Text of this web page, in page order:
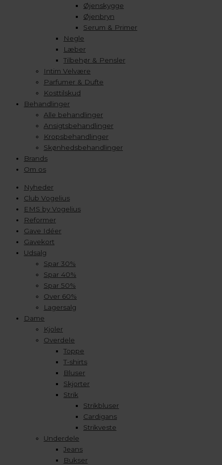
Øjenskygge
Øjenbryn
Serum & Primer
Negle
Læber
Tilbehør & Pensler
Intim Velvære
Parfumer & Dufte
Kosttilskud
Behandlinger
Alle behandlinger
Ansigtsbehandlinger
Kropsbehandlinger
Skønhedsbehandlinger
Brands
Om os
Nyheder
Club Vogelius
EMS by Vogelius
Reformer
Gave Idéer
Gavekort
Udsalg
Spar 30%
Spar 40%
Spar 50%
Over 60%
Lagersalg
Dame
Kjoler
Overdele
Toppe
T-shirts
Bluser
Skjorter
Strik
Strikbluser
Cardigans
Strikveste
Underdele
Jeans
Bukser